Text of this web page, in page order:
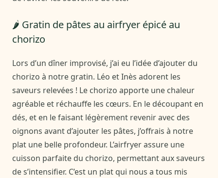
🌶️ Gratin de pâtes au airfryer épicé au
chorizo
Lors d’un dîner improvisé, j’ai eu l’idée d’ajouter du
chorizo à notre gratin. Léo et Inès adorent les
saveurs relevées ! Le chorizo apporte une chaleur
agréable et réchauffe les cœurs. En le découpant en
dés, et en le faisant légèrement revenir avec des
oignons avant d’ajouter les pâtes, j’offrais à notre
plat une belle profondeur. L’airfryer assure une
cuisson parfaite du chorizo, permettant aux saveurs
de s’intensifier. C’est un plat qui nous a tous mis